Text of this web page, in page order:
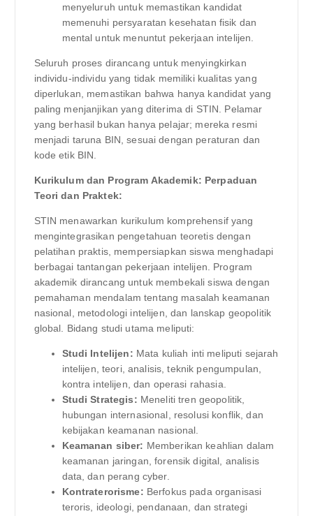
menyeluruh untuk memastikan kandidat
memenuhi persyaratan kesehatan fisik dan
mental untuk menuntut pekerjaan intelijen.
Seluruh proses dirancang untuk menyingkirkan
individu-individu yang tidak memiliki kualitas yang
diperlukan, memastikan bahwa hanya kandidat yang
paling menjanjikan yang diterima di STIN. Pelamar
yang berhasil bukan hanya pelajar; mereka resmi
menjadi taruna BIN, sesuai dengan peraturan dan
kode etik BIN.
Kurikulum dan Program Akademik: Perpaduan
Teori dan Praktek:
STIN menawarkan kurikulum komprehensif yang
mengintegrasikan pengetahuan teoretis dengan
pelatihan praktis, mempersiapkan siswa menghadapi
berbagai tantangan pekerjaan intelijen. Program
akademik dirancang untuk membekali siswa dengan
pemahaman mendalam tentang masalah keamanan
nasional, metodologi intelijen, dan lanskap geopolitik
global. Bidang studi utama meliputi:
Studi Intelijen: Mata kuliah inti meliputi sejarah
intelijen, teori, analisis, teknik pengumpulan,
kontra intelijen, dan operasi rahasia.
Studi Strategis: Meneliti tren geopolitik,
hubungan internasional, resolusi konflik, dan
kebijakan keamanan nasional.
Keamanan siber: Memberikan keahlian dalam
keamanan jaringan, forensik digital, analisis
data, dan perang cyber.
Kontraterorisme: Berfokus pada organisasi
teroris, ideologi, pendanaan, dan strategi